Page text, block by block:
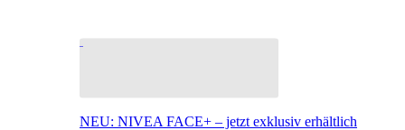
NEU: NIVEA FACE+ – jetzt exklusiv erhältlich